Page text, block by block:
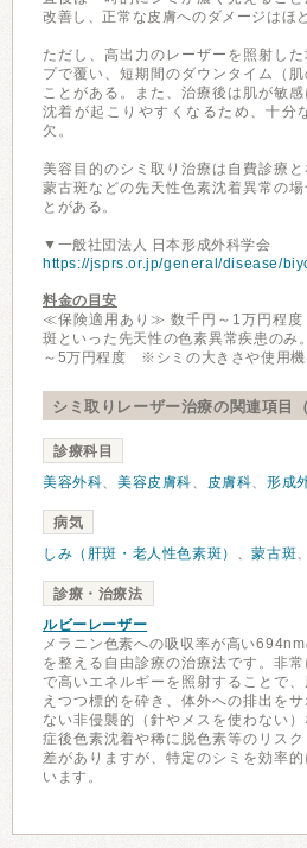
改善し、正常な皮膚へのダメージはほ
ただし、高出力のレーザーを照射し
プで覆い、短期間のダウンタイム（
ことがある。また、治療後は肌が敏
沈着が起こりやすくなるため、十分
欠。
美容目的のシミ取り治療は自費診療
蒙古斑などの先天性色素沈着異常の
とがある。
▼一般社団法人 日本形成外科学会
https://jsprs.or.jp/general/disease/
料金の目安
≪保険適用あり≫ 数千円～1万円程
斑といった先天性の色素異常疾患の
～5万円程度 ※シミの大きさや使用機
シミ取りレーザー治療の関連項目
診療科目
美容外科、美容皮膚科、 皮膚科、形成
病気
しみ（肝斑・老人性色素斑） 、蒙古斑、
診療・治療法
ルビーレーザー
メラニン色素への吸収率が高い
を整える自由診療の治療法です。非常
で高いエネルギーを照射することで
えつつ標的を砕き、体外への排出を
ない非侵襲的（針やメスを使わない
症後色素沈着や稀に脱色素等のリス
差がありますが、特定のシミを効率
います。